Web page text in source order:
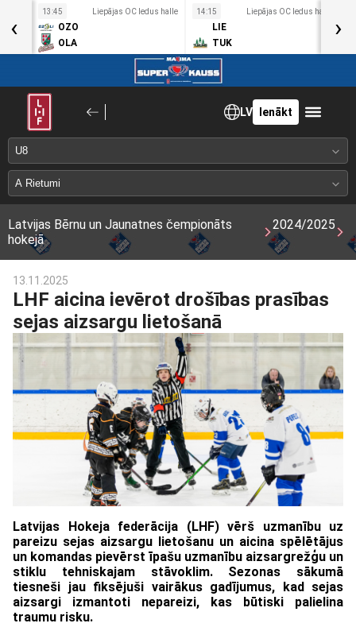
13:45 Liepājas OC ledus halle
OZO
OLA
14:15 Liepājas OC ledus halle
LIE
TUK
‹ ›
LV Ienākt
Latvijas Bērnu un Jaunatnes čempionāts
hokejā
2024/2025
13.11.2025
LHF aicina ievērot drošības prasības
sejas aizsargu lietošanā
Latvijas Hokeja federācija (LHF) vērš uzmanību uz
pareizu sejas aizsargu lietošanu un aicina spēlētājus
un komandas pievērst īpašu uzmanību aizsargrežģu un
stiklu tehniskajam stāvoklim. Sezonas sākumā
tiesneši jau fiksējuši vairākus gadījumus, kad sejas
aizsargi izmantoti nepareizi, kas būtiski palielina
traumu risku.